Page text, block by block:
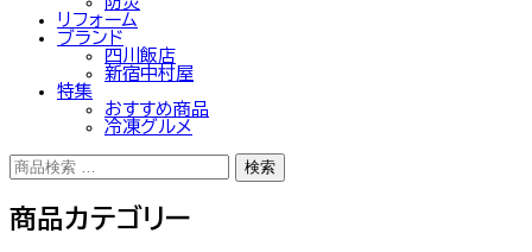
リフォーム
ブランド
四川飯店
新宿中村屋
特集
おすすめ商品
冷凍グルメ
検
索
象:
検索
商品カテゴリー